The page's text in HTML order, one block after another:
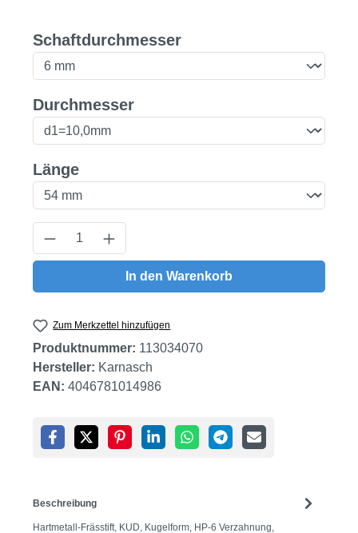
Schaftdurchmesserauswählen
Durchmesserauswählen
Längeauswählen
Produkt Anzahl: Gib den gewünschten
In den Warenkorb
Zum Merkzettel hinzufügen
Produktnummer: 113034070
Hersteller: Karnasch
EAN: 4046781014986
Beschreibung
Hartmetall-Frässtift, KUD, Kugelform, HP-6 Verzahnung,